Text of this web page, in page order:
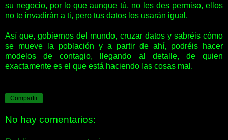
su negocio, por lo que aunque tú, no les des permiso, ellos
no te invadirán a ti, pero tus datos los usarán igual.
Así que, gobiernos del mundo, cruzar datos y sabréis cómo
se mueve la población y a partir de ahí, podréis hacer
modelos de contagio, llegando al detalle, de quien
exactamente es el que está haciendo las cosas mal.
Compartir
No hay comentarios: